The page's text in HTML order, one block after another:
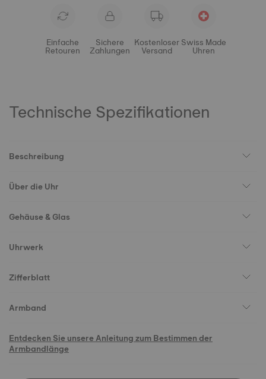
Einfache
Retouren
Sichere
Zahlungen
Kostenloser
Versand
Swiss Made
Uhren
Technische Spezifikationen
Beschreibung
Über die Uhr
Gehäuse & Glas
Uhrwerk
Zifferblatt
Armband
Entdecken Sie unsere Anleitung zum Bestimmen der
Armbandlänge